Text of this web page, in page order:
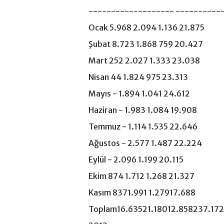
-------------------
Ocak 5.968 2.094 1.136 21.875
Şubat 8.723 1.868 759 20.427
Mart 252 2.027 1.333 23.038
Nisan 44 1.824 975 23.313
Mayıs - 1.894 1.041 24.612
Haziran - 1.983 1.084 19.908
Temmuz - 1.114 1.535 22.646
Ağustos - 2.577 1.487 22.224
Eylül - 2.096 1.199 20.115
Ekim 874 1.712 1.268 21.327
Kasım 8371.991 1.27917.688
Toplam16.63521.18012.858237.172